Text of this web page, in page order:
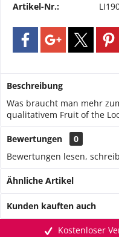
Artikel-Nr.:
Beschreibung
Was braucht man mehr
qualitativem Fruit of the
Bewertungen
0
Bewertungen lesen,
Ähnliche Artikel
Kunden kauften auch
Kostenloser